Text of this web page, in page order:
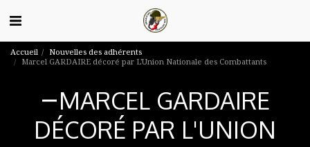
Accueil
Nouvelles des adhérents
Marcel GARDAIRE décoré par L'Union Nationale des Combattants
MARCEL GARDAIRE
DÉCORÉ PAR L'UNION